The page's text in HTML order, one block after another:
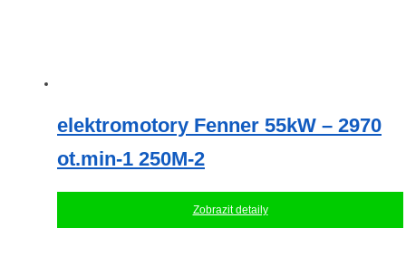
elektromotory Fenner 55kW – 2970
ot.min-1 250M-2
Zobrazit detaily